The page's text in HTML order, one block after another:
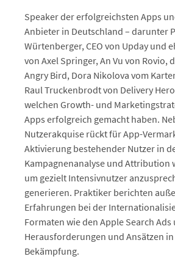
Speaker der erfolgreichsten Apps
Anbieter in Deutschland – darunter
Würtenberger, CEO von Upday und
von Axel Springer, An Vu von Rovio,
Angry Bird, Dora Nikolova vom
Raul Truckenbrodt von Delivery
welchen Growth- und
Apps erfolgreich gemacht haben.
Nutzerakquise rückt für App-
Aktivierung bestehender Nutzer in
Kampagnenanalyse und Attribution
um gezielt Intensivnutzer
generieren. Praktiker berichten
Erfahrungen bei der
Formaten wie den Apple Search
Herausforderungen und Ansätzen
Bekämpfung.